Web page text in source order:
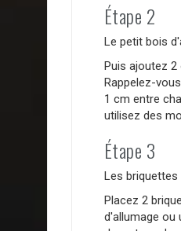
Étape 2
Le petit bois
Puis ajoutez 2
Rappelez-
1 cm entre
utilisez des
Étape 3
Les briquettes
Placez 2
d'allumage ou